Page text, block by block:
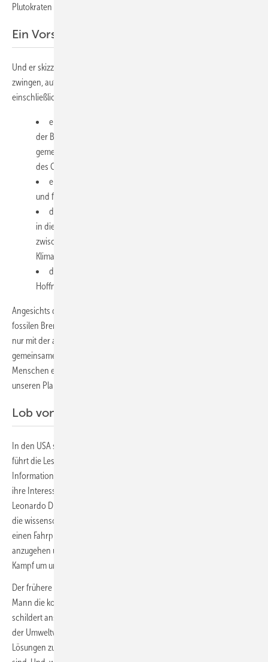
Plutokraten und den Ölstaaten.
Ein Vorschlag zur Rettung der Erde
Und er skizziert einen Plan, um Regierungen und Konzerne zu
zwingen, aufzuwachen und echte Veränderungen vorzunehmen,
einschließlich:
einer vernünftigen, realistischen Herangehensweise bei
der Bepreisung von CO2 und einer Korrektur der gut
gemeinten, aber fehlerhaften, derzeit vorgeschlagenen Version
des Green New Deals,
einer fairen Konkurrenz zwischen erneuerbaren Energien
und fossilen Energieträgern,
der Entlarvung falscher Narrative und Argumente, die sich
in die Klimadebatte eingeschlichen haben und einen Keil
zwischen diejenigen treiben, die Lösungen für den
Klimawandel unterstützen,
der Bekämpfung von Klimauntergangsstimmung und
Hoffnungslosigkeit.
Angesichts der immens mächtigen Interessen, die den Status quo der
fossilen Brennstoffe verteidigen, wird der gesellschaftliche Wandel
nur mit der aktiven Beteiligung der Bürger gelingen, die den
gemeinsamen Vorstoß unterstützen. Dieses Buch will überall die
Menschen erreichen, informieren und befähigen, sich dem Kampf um
unseren Planeten anzuschließen.
Lob von Leonardo Dicaprio und Al Gore
In den USA schlug Manns Buch bereits hohe Wellen. „Dieses Buch
führt die Leser hinter die Kulissen des jahrzehntelangen
Informationskriegs der fossilen Brennstoffindustrie und denen, die
ihre Interessen teilen“, urteilt Umweltaktivist und Schauspieler
Leonardo Dicaprio. „Aus seiner Perspektive als Anführer im Kampf um
die wissenschaftliche Vernunft, gibt Michael Mann Hoffnung und
einen Fahrplan für uns alle, um die systemischen Probleme
anzugehen und zeigt, wie wir zusammenkommen können, um den
Kampf um unsere Zukunft zu führen.“
Der frühere Vizepräsident Al Gore lobte: „Gekonnt erklärt Michael
Mann die komplizierte Entwicklung der globalen Erwärmung und
schildert anschaulich die ausgeklügelte und koordinierte Kampagne
der Umweltverschmutzer, um die politischen Maßnahmen und
Lösungen zu blockieren, die zur Lösung der Klimakrise erforderlich